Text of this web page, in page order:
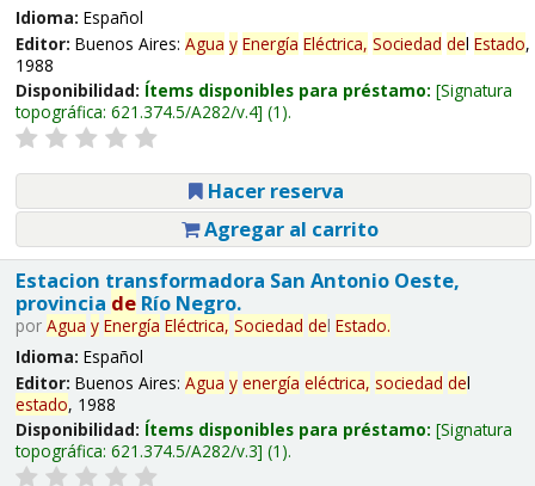
Idioma: Español
Editor: Buenos Aires: Agua y Energía Eléctrica, Sociedad del Estado,
1988
Disponibilidad: Ítems disponibles para préstamo: Signatura
topográfica: 621.374.5/A282/v.4 (1).
Hacer reserva
Agregar al carrito
Estacion transformadora San Antonio Oeste,
provincia deRío Negro.
por Agua y Energía Eléctrica, Sociedad del Estado.
Idioma: Español
Editor: Buenos Aires: Agua y energía eléctrica, sociedad del
estado, 1988
Disponibilidad: Ítems disponibles para préstamo: Signatura
topográfica: 621.374.5/A282/v.3 (1).